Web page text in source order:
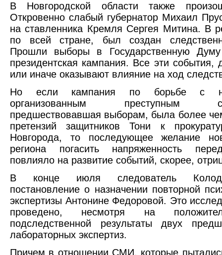
В Новгородской области также
Откровенно слабый губернатор Михаил
на ставленника Кремля Сергея Митина. В
по всей стране, был создан
Прошли выборы в Государственную
президентская кампания. Все эти события,
или иначе оказывают влияние на ход
Но если кампания по борьбе с
организованным преступным
предшествовавшая выборам, была более
претензий защитников Тони к
Новгорода, то последующее желание
региона погасить напряженность
повлияло на развитие событий, скорее,
В конце июля следователь
постановление о назначении повторной
экспертизы Антонине Федоровой. Это
проведено, несмотря на
подследственной результаты двух
лабораторных экспертиз.
Причем в отношении СМИ, которые